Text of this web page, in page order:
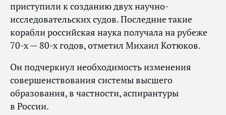
приступили к созданию двух научно-
исследовательских судов. Последние такие
корабли российская наука получала на рубеже
70-х — 80-х годов, отметил Михаил Котюков.
Он подчеркнул необходимость изменения
совершенствования системы высшего
образования, в частности, аспирантуры
в России.